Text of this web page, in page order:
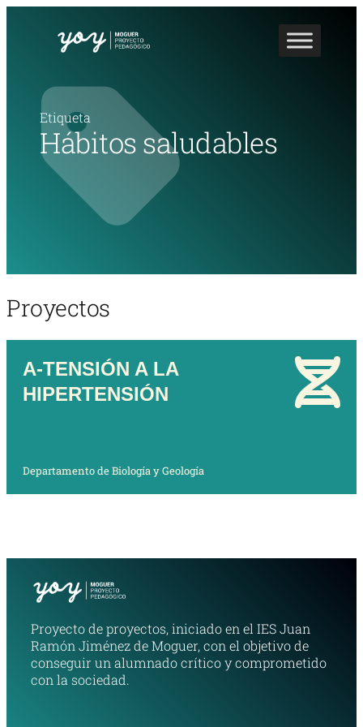
Etiqueta
Hábitos saludables
Proyectos
A-TENSIÓN A LA
HIPERTENSIÓN
Departamento de Biología y Geología
Proyecto de proyectos, iniciado en el IES Juan
Ramón Jiménez de Moguer, con el objetivo de
conseguir un alumnado crítico y comprometido
con la sociedad.